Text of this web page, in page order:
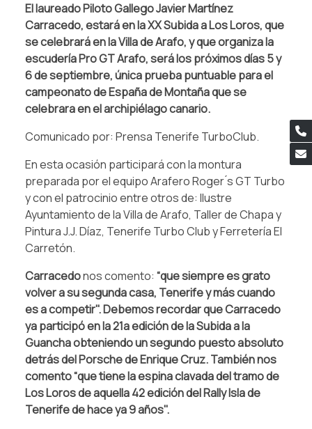
El laureado Piloto Gallego Javier Martínez
Carracedo, estará en la XX Subida a Los Loros, que
se celebrará en la Villa de Arafo, y que organiza la
escudería Pro GT Arafo, será los próximos días 5 y
6 de septiembre, única prueba puntuable para el
campeonato de España de Montaña que se
celebrara en el archipiélago canario.
Comunicado por: Prensa Tenerife TurboClub.
En esta ocasión participará con la montura
preparada por el equipo Arafero Roger ́s GT Turbo
y con el patrocinio entre otros de: Ilustre
Ayuntamiento de la Villa de Arafo, Taller de Chapa y
Pintura J.J. Díaz, Tenerife Turbo Club y Ferretería El
Carretón.
Carracedonos comento: “que siempre es grato
volver a su segunda casa, Tenerife y más cuando
es a competir". Debemos recordar que Carracedo
ya participó en la 21a edición de la Subida a la
Guancha obteniendo un segundo puesto absoluto
detrás del Porsche de Enrique Cruz. También nos
comento “que tiene la espina clavada del tramo de
Los Loros de aquella 42 edición del Rally Isla de
Tenerife de hace ya 9 años".